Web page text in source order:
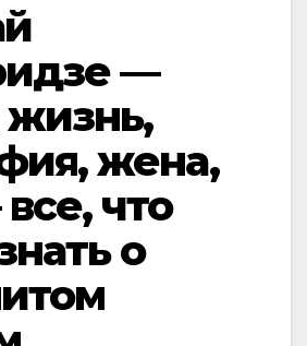
—
жизнь,
жена,
что
о